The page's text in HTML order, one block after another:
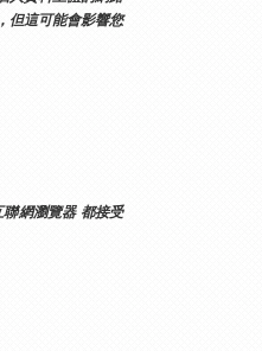
但這可能會影響您
網瀏覽器 都接受